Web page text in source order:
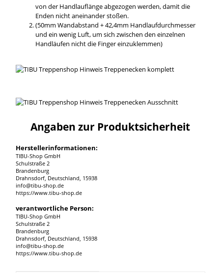
von der Handlauflänge abgezogen werden, damit die
Enden nicht aneinander stoßen.
(50mm Wandabstand + 42,4mm Handlaufdurchmesser
und ein wenig Luft, um sich zwischen den einzelnen
Handläufen nicht die Finger einzuklemmen)
Angaben zur Produktsicherheit
Herstellerinformationen:
TIBU-Shop GmbH
Schulstraße 2
Brandenburg
Drahnsdorf, Deutschland, 15938
info@tibu-shop.de
https://www.tibu-shop.de
verantwortliche Person:
TIBU-Shop GmbH
Schulstraße 2
Brandenburg
Drahnsdorf, Deutschland, 15938
info@tibu-shop.de
https://www.tibu-shop.de